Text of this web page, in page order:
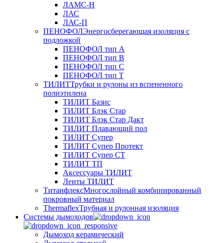
ЛАМС-Н
ЛАС
ЛАС-П
ПЕНОФОЛЭнергосберегающая изоляция с
подложкой
ПЕНОФОЛ тип А
ПЕНОФОЛ тип B
ПЕНОФОЛ тип C
ПЕНОФОЛ тип T
ТИЛИТТрубки и рулоны из вспененного
полиэтилена
ТИЛИТ Базис
ТИЛИТ Блэк Стар
ТИЛИТ Блэк Стар Дакт
ТИЛИТ Плавающий пол
ТИЛИТ Супер
ТИЛИТ Супер Протект
ТИЛИТ Супер СТ
ТИЛИТ ТП
Аксессуары ТИЛИТ
Ленты ТИЛИТ
ТитанфлексМногослойный комбинированный
покровный материал
ThermaflexТрубная и рулонная изоляция
Cистемы дымоходов
Дымоход керамический